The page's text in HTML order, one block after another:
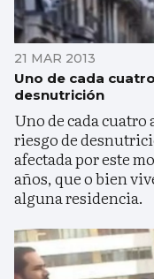
21 MAR 2013
Uno de cada
desnutrición
Uno de cada
riesgo de
afectada por este
años, que o bien
alguna residencia.